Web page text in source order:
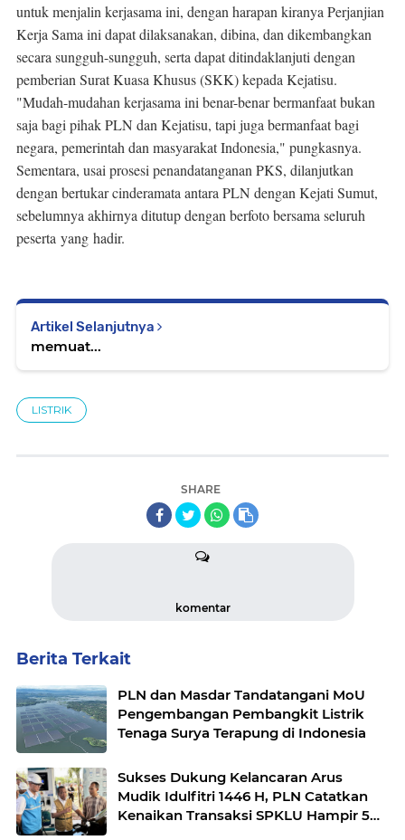
untuk menjalin kerjasama ini, dengan harapan kiranya Perjanjian
Kerja Sama ini dapat dilaksanakan, dibina, dan dikembangkan
secara sungguh-sungguh, serta dapat ditindaklanjuti dengan
pemberian Surat Kuasa Khusus (SKK) kepada Kejatisu.
"Mudah-mudahan kerjasama ini benar-benar bermanfaat bukan
saja bagi pihak PLN dan Kejatisu, tapi juga bermanfaat bagi
negara, pemerintah dan masyarakat Indonesia," pungkasnya.
Sementara, usai prosesi penandatanganan PKS, dilanjutkan
dengan bertukar cinderamata antara PLN dengan Kejati Sumut,
sebelumnya akhirnya ditutup dengan berfoto bersama seluruh
peserta yang hadir.
Artikel Selanjutnya
memuat...
LISTRIK
SHARE
komentar
Berita Terkait
PLN dan Masdar Tandatangani MoU
Pengembangan Pembangkit Listrik
Tenaga Surya Terapung di Indonesia
Sukses Dukung Kelancaran Arus
Mudik Idulfitri 1446 H, PLN Catatkan
Kenaikan Transaksi SPKLU Hampir 5